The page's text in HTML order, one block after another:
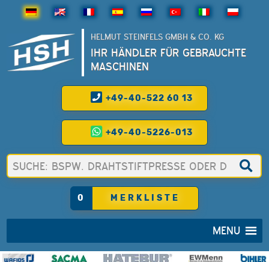
HELMUT STEINFELS GMBH & CO. KG
IHR HÄNDLER FÜR GEBRAUCHTE
MASCHINEN
+49-40-522 60 13
+49-40-5226-013
0 MERKLISTE
MENU